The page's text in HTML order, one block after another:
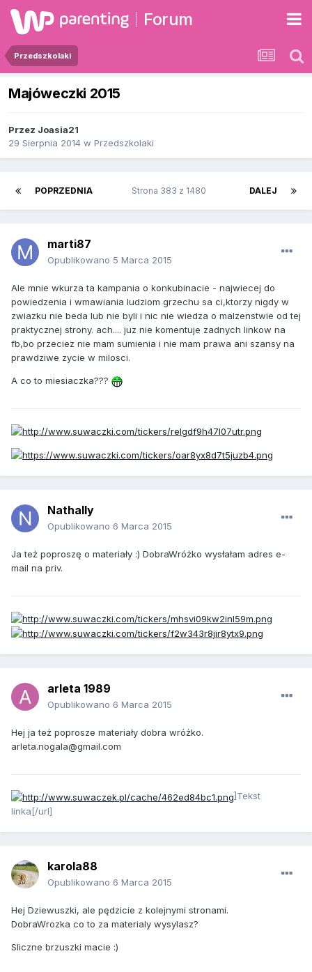
Forum
Przedszkolaki
Majóweczki 2015
Przez Joasia21
29 Sierpnia 2014 w Przedszkolaki
POPRZEDNIA DALEJ
Strona 383 z 1480
marti87
Opublikowano 5 Marca 2015
Ale mnie wkurza ta kampania o konkubinacie - najwiecej do
powiedzenia i wmawiania ludziom grzechu sa ci,ktorzy nigdy w
zwiazku nie beda lub nie byli i nic nie wiedza o malzenstwie od tej
praktycznej strony. ach.... juz nie komentuje zadnych linkow na
fb,bo przeciez nie mam sumienia i nie mam prawa ani szansy na
prawdziwe zycie w milosci.
A co to miesiaczka???
Nathally
Opublikowano 6 Marca 2015
Ja też poproszę o materiały :) DobraWróżko wysłałam adres e-
mail na priv.
arleta 1989
Opublikowano 6 Marca 2015
Hej ja też poprosze materiały dobra wróżko.
arleta.nogala@gmail.com
]Tekst
linka[/url]
karola88
Opublikowano 6 Marca 2015
Hej Dziewuszki, ale pędzicie z kolejnymi stronami.
DobraWrozka co to za materialy wysylasz?
Sliczne brzuszki macie :)